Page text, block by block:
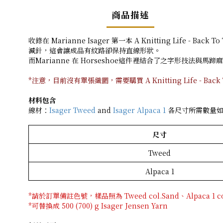
商品描述
收錄在 Marianne Isager 第一本 A Knitting Life - Back To
減針，這會讓成品有紋路卻保持直線形狀。
而Marianne 在 Horseshoe這件裡結合了之字形技法與馬蹄
*注意，目前沒有單張織圖，需要購買 A Knitting Life -
材料包含
線材： Isager Tweed and Isager Alpaca 1 各尺寸所需數量
尺寸
Tweed
Alpaca 1
*請於訂單備註色號，樣品照為 Tweed col.Sand、Alpaca 1
*可替換成 500 (700) g Isager Jensen Yarn